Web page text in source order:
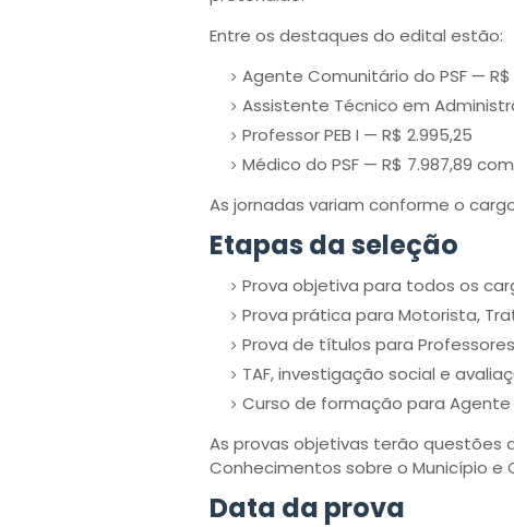
Entre os destaques do edital estão:
Agente Comunitário do PSF — R$
Assistente Técnico em
Professor PEB I — R$ 2.995,25
Médico do PSF — R$ 7.987,89
As jornadas variam conforme o
Etapas da seleção
Prova objetiva para todos os
Prova prática para Motorista,
Prova de títulos para Professores
TAF, investigação social e
Curso de formação para
As provas objetivas terão questões
Conhecimentos sobre o Município e
Data da prova